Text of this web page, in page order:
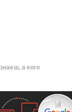
а кого